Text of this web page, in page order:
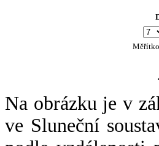
Na obrázku je v
ve Sluneční